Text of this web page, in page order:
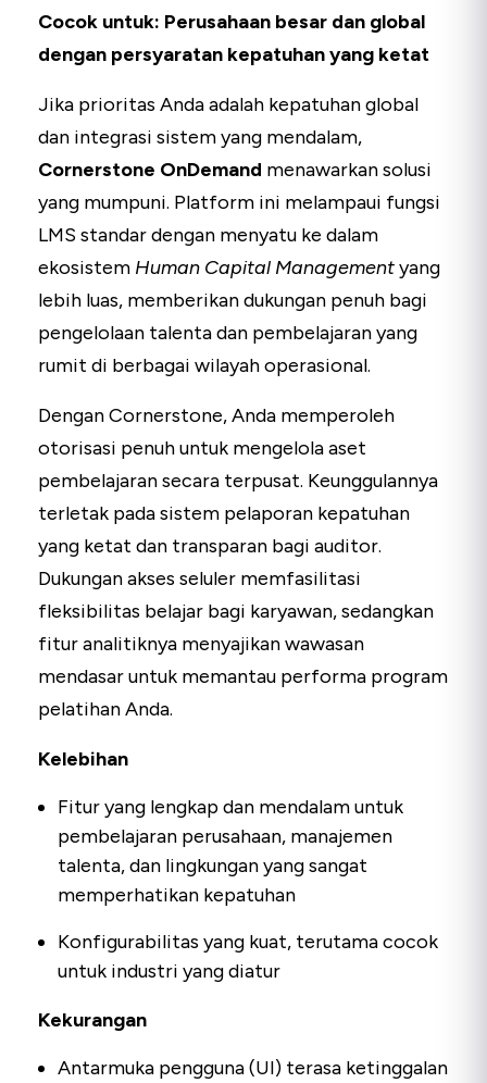
Cocok untuk: Perusahaan besar dan global
dengan persyaratan kepatuhan yang ketat
Jika prioritas Anda adalah kepatuhan global
dan integrasi sistem yang mendalam,
Cornerstone OnDemand menawarkan solusi
yang mumpuni. Platform ini melampaui fungsi
LMS standar dengan menyatu ke dalam
ekosistem Human Capital Managementyang
lebih luas, memberikan dukungan penuh bagi
pengelolaan talenta dan pembelajaran yang
rumit di berbagai wilayah operasional.
Dengan Cornerstone, Anda memperoleh
otorisasi penuh untuk mengelola aset
pembelajaran secara terpusat. Keunggulannya
terletak pada sistem pelaporan kepatuhan
yang ketat dan transparan bagi auditor.
Dukungan akses seluler memfasilitasi
fleksibilitas belajar bagi karyawan, sedangkan
fitur analitiknya menyajikan wawasan
mendasar untuk memantau performa program
pelatihan Anda.
Kelebihan
Fitur yang lengkap dan mendalam untuk
pembelajaran perusahaan, manajemen
talenta, dan lingkungan yang sangat
memperhatikan kepatuhan
Konfigurabilitas yang kuat, terutama cocok
untuk industri yang diatur
Kekurangan
Antarmuka pengguna (UI) terasa ketinggalan